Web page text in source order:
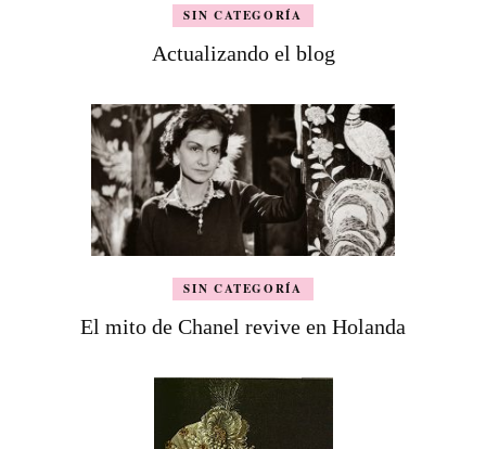
SIN CATEGORÍA
Actualizando el blog
SIN CATEGORÍA
El mito de Chanel revive en Holanda